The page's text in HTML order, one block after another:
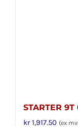
STARTER
kr1,917.50 (ex